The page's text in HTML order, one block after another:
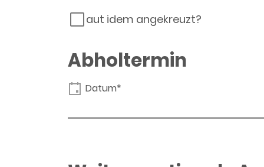
aut idem angekreuzt?
Abholtermin
Datum*